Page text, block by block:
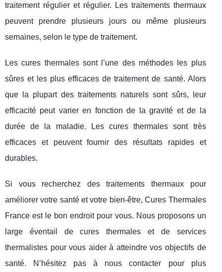
traitement régulier et régulier. Les traitements thermaux
peuvent prendre plusieurs jours ou même plusieurs
semaines, selon le type de traitement.
Les cures thermales sont l’une des méthodes les plus
sûres et les plus efficaces de traitement de santé. Alors
que la plupart des traitements naturels sont sûrs, leur
efficacité peut varier en fonction de la gravité et de la
durée de la maladie. Les cures thermales sont très
efficaces et peuvent fournir des résultats rapides et
durables.
Si vous recherchez des traitements thermaux pour
améliorer votre santé et votre bien-être, Cures Thermales
France est le bon endroit pour vous. Nous proposons un
large éventail de cures thermales et de services
thermalistes pour vous aider à atteindre vos objectifs de
santé. N’hésitez pas à nous contacter pour plus